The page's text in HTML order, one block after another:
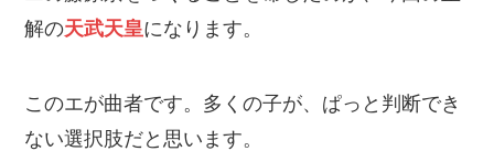
解の天武天皇になります。
このエが曲者です。多くの子が、ぱっと判断でき
ない選択肢だと思います。